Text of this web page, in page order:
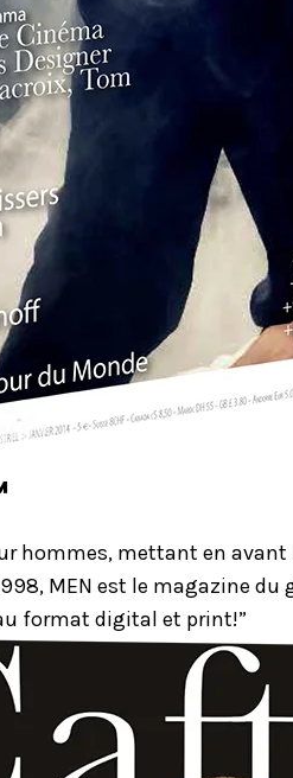
hommes, mettant en
MEN est le magazine
format digital et print!”